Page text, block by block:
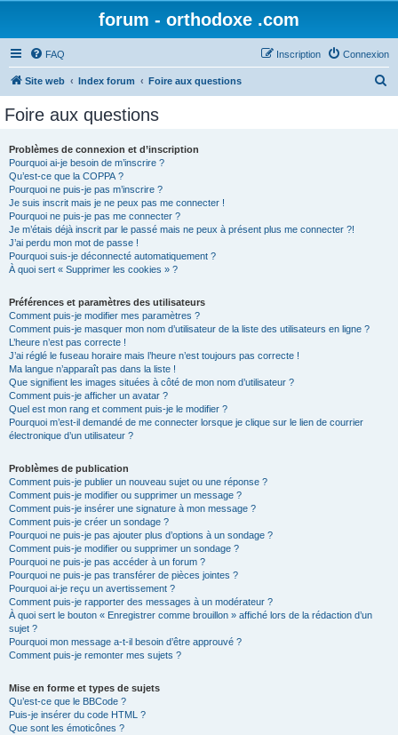
forum - orthodoxe .com
FAQ Connexion
Inscription
Site web Index forum Foire aux questions
Foire aux questions
Problèmes de connexion et d’inscription
Pourquoi ai-je besoin de m’inscrire ?
Qu’est-ce que la COPPA ?
Pourquoi ne puis-je pas m’inscrire ?
Je suis inscrit mais je ne peux pas me connecter !
Pourquoi ne puis-je pas me connecter ?
Je m’étais déjà inscrit par le passé mais ne peux à présent plus me connecter ?!
J’ai perdu mon mot de passe !
Pourquoi suis-je déconnecté automatiquement ?
À quoi sert « Supprimer les cookies » ?
Préférences et paramètres des utilisateurs
Comment puis-je modifier mes paramètres ?
Comment puis-je masquer mon nom d’utilisateur de la liste des utilisateurs en ligne ?
L’heure n’est pas correcte !
J’ai réglé le fuseau horaire mais l’heure n’est toujours pas correcte !
Ma langue n’apparaît pas dans la liste !
Que signifient les images situées à côté de mon nom d’utilisateur ?
Comment puis-je afficher un avatar ?
Quel est mon rang et comment puis-je le modifier ?
Pourquoi m’est-il demandé de me connecter lorsque je clique sur le lien de courrier
électronique d’un utilisateur ?
Problèmes de publication
Comment puis-je publier un nouveau sujet ou une réponse ?
Comment puis-je modifier ou supprimer un message ?
Comment puis-je insérer une signature à mon message ?
Comment puis-je créer un sondage ?
Pourquoi ne puis-je pas ajouter plus d’options à un sondage ?
Comment puis-je modifier ou supprimer un sondage ?
Pourquoi ne puis-je pas accéder à un forum ?
Pourquoi ne puis-je pas transférer de pièces jointes ?
Pourquoi ai-je reçu un avertissement ?
Comment puis-je rapporter des messages à un modérateur ?
À quoi sert le bouton « Enregistrer comme brouillon » affiché lors de la rédaction d’un
sujet ?
Pourquoi mon message a-t-il besoin d’être approuvé ?
Comment puis-je remonter mes sujets ?
Mise en forme et types de sujets
Qu’est-ce que le BBCode ?
Puis-je insérer du code HTML ?
Que sont les émoticônes ?